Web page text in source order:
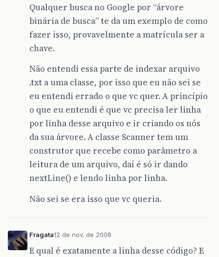
Qualquer busca no Google por “árvore
binária de busca” te da um exemplo de como
fazer isso, provavelmente a matrícula ser a
chave.
Não entendi essa parte de indexar arquivo
.txt a uma classe, por isso que eu não sei se
eu entendi errado o que vc quer. A princípio
o que eu entendi é que vc precisa ler linha
por linha desse arquivo e ir criando os nós
da sua árvore. A classe Scanner tem um
construtor que recebe como parâmetro a
leitura de um arquivo, daí é só ir dando
nextLine() e lendo linha por linha.
Não sei se era isso que vc queria.
Fragata12 de nov. de 2008
E qual é exatamente a linha desse código? E